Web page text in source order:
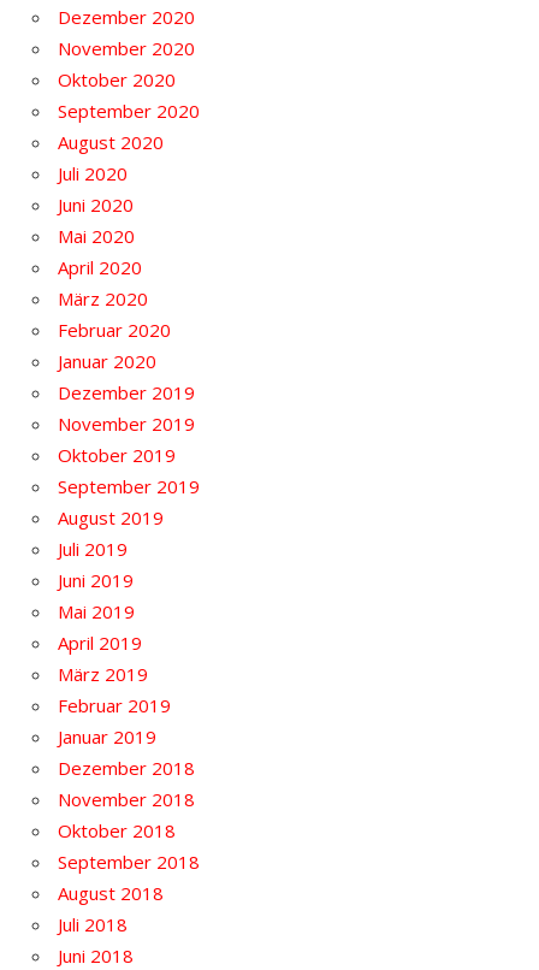
Dezember 2020
November 2020
Oktober 2020
September 2020
August 2020
Juli 2020
Juni 2020
Mai 2020
April 2020
März 2020
Februar 2020
Januar 2020
Dezember 2019
November 2019
Oktober 2019
September 2019
August 2019
Juli 2019
Juni 2019
Mai 2019
April 2019
März 2019
Februar 2019
Januar 2019
Dezember 2018
November 2018
Oktober 2018
September 2018
August 2018
Juli 2018
Juni 2018